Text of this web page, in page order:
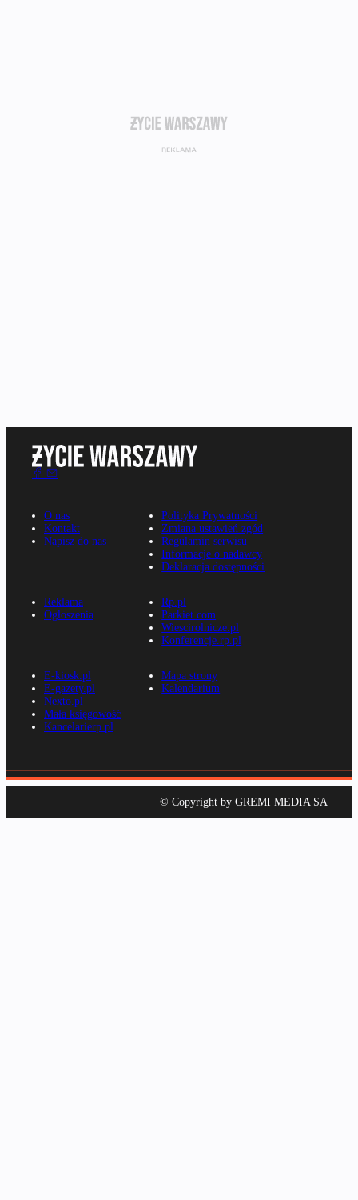
O nas
Kontakt
Napisz do nas
Polityka Prywatności
Zmiana ustawień zgód
Regulamin serwisu
Informacje o nadawcy
Deklaracja dostępności
Reklama
Ogłoszenia
Rp.pl
Parkiet.com
Wiescirolnicze.pl
Konferencje.rp.pl
E-kiosk.pl
E-gazety.pl
Nexto.pl
Mała księgowość
Kancelarierp.pl
Mapa strony
Kalendarium
© Copyright by GREMI MEDIA SA